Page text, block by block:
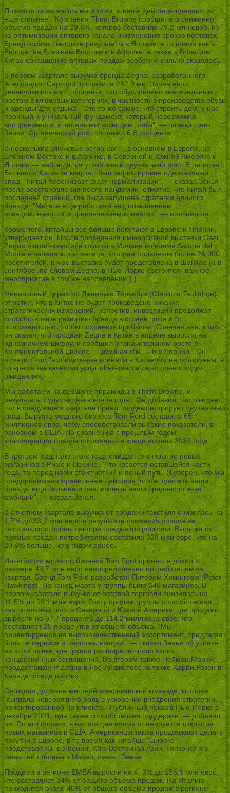
Показатели являются высокими, и наши действия сделают их
еще сильнее”. Компания Thom Browne сообщила о снижении
объема продаж на 29,6%, которое составило 79,2 млн евро, из-
за оптимизации оптового канала и изменения сроков поставок.
Бренд показал высокие результаты в Японии, в то время как в
Европе, на Ближнем Востоке и в Африке, а также в Большом
Китае сокращение оптовых продаж особенно сильно сказалось.
В первом квартале выручка бренда Zegna, разработанного
Алессандро Сартори, составила 282,9 миллиона евро,
увеличившись на 4 процента, что обусловлено значительным
ростом в ключевых категориях, в частности в производстве обуви
и одежды для отдыха. “Это то же самое, что строить дом: у нас
прочный и уникальный фундамент, который невозможно
воспроизвести, и теперь мы возводим полы”, — размышляет
Зенья. Органический рост составил 6,8 процента.
В нескольких ключевых регионах — в основном в Европе, на
Ближнем Востоке и в Африке, в Северной и Южной Америке и
Японии — наблюдался устойчивый двузначный рост. В регионе
Большого Китая за квартал был зафиксирован однозначный
спад. “Китай переживает фазу нормализации”, — сказал Зенья
после восстановления после пандемии, отметив, что Китай был
последней страной, где была запущена стратегия единого
бренда. “Мы все еще работаем над повышением
осведомленности и привлечением клиентов”, — пояснил он.
Кроме того, китайцы все больше покупают в Европе и Японии, —
утверждает он. После проведения иммерсивной выставки Oasi
Zegna в штаб-квартире группы в Милане во время Salone del
Mobile в начале этого месяца, которая привлекла более 26 000
посетителей, в мае выставка будет представлена в Шанхае (а в
сентябре, по словам Zegna, в Нью-Йорке состоится “важное
мероприятие в том же направлении”).).
Финансовый директор Джанлука Тальябуэ (Gianluca Tagliabue)
отметил, что в Китае не будет произведено никаких
стратегических изменений, напротив, инвестиции продолжат
способствовать развитию бренда в стране, хотя и “с
осторожностью, чтобы сохранить прибыль». Отвечая аналитику,
он сказал, что продажи Zegna в Китае в апреле выросли на
однозначную цифру, и сообщил о “значительном росте в
Континентальной Европе — двузначном — и в Японии”. Он
отметил, что “амбициозные клиенты в Китае более осторожны, в
то время как качество услуг uber-класса люкс превосходит
ожидания».
Мы работаем на вершине пирамиды в Thom Browne, и
результаты будут видны в конце года”. Он добавил, что ожидает,
что в следующем квартале бренд продемонстрирует двузначный
спад. Выручка модного бизнеса Tom Ford составила 65
миллионов евро, чему способствовали высокие показатели, в
основном в США. По сравнению с прошлым годом,
консолидация бренда состоялась в конце апреля 2023 года.
В третьем квартале этого года ожидается открытие новых
магазинов в Риме и Пекине. “Что касается оставшейся части
года, то перед нами стоит четкий и ясный путь. Я уверен, что мы
предпринимаем правильные действия, чтобы сделать наши
бренды еще сильнее и реализовать наши среднесрочные
амбиции”, — сказал Зенья.
В отчетном квартале выручка от продажи текстиля снизилась на
1,7% до 33,2 млн евро в результате снижения спроса на
текстиль со стороны сектора предметов роскоши. Выручка от
прямых продаж потребителям составила 328 млн евро, что на
20,4% больше, чем годом ранее.
Интеграция модного бизнеса Tom Ford принесла доход в
размере 43,7 млн евро непосредственно потребителям за
квартал. Бренд Tom Ford разработан Питером Хокингсом (Peter
Hawkings). На конец марта у группы было 646 магазинов. В
первом квартале выручка от оптовой торговли снизилась на
11,5% до 99,1 млн евро. Росту продаж группы способствовал
значительный рост в Северной и Южной Америке, где продажи
выросли на 57,7 процента до 114,2 миллиона евро, что
составляет 25 процентов от общего объема. “Мы
ориентируемся на высококачественный ассортимент, предлагая
больше сервиса и персонализации”, — сказал Зенья об успехе
на этом рынке, где группа расширила число своих
концессионных соглашений. Во втором тайме Нейман Маркус
продаст аккаунт Zegna в Лос-Анджелесе, а также Харри Розен в
Канаде, среди прочих.
Он отдал должное местной американской команде, которая
“сыграла невероятную роль в ускорении внедрения стратегии,
ориентированной на клиента. ”Публичный показ в Нью-Йорке в
декабре 2021 года также способствовал поддержке, — добавил
он. По его словам, в настоящее время планируется открытие
новых магазинов в США. Американцы также продолжают делать
покупки в Европе, в то время как китайцы “широко
представлены” в Японии, Юго-Восточной Азии, Гонконге и в
меньшей степени в Макао, сказал Зенья.
Продажи в регионе EMEA выросли на 4. 3% до 156,6 млн евро,
что составляет 34% от общего объема продаж. На Италию
приходится около 40% от общего объема продаж в регионе